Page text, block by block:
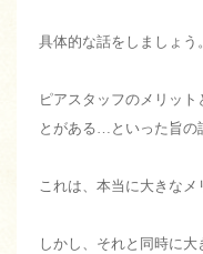
具体的な話をしましょう。
ピアスタッフのメリッ
とがある…といった旨の
これは、本当に大きなメ
しかし、それと同時に